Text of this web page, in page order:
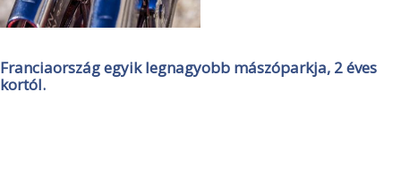
Franciaország egyik legnagyobb mászóparkja, 2 éves
kortól.